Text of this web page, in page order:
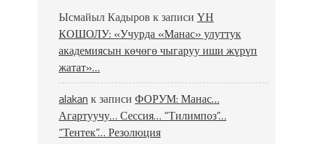
Ысмайыл Кадыров к записи ҮН
КОШОЛУ: «Учурда «Манас» улуттук
академиясын көчөгө чыгаруу иши жүрүп
жатат»…
alakan к записи ФОРУМ: Манас…
Агартуучу… Сессия… “Тилимпоз”…
“Тентек”… Резолюция